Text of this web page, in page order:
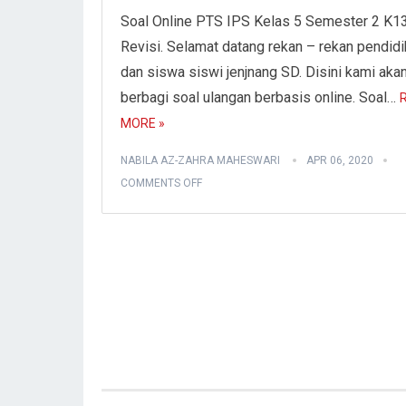
Soal Online PTS IPS Kelas 5 Semester 2 K13
Revisi. Selamat datang rekan – rekan
dan siswa siswi jenjnang SD. Disini kami
berbagi soal ulangan berbasis online. Soal…
MORE »
NABILA AZ-ZAHRA MAHESWARI
APR 06, 2020
COMMENTS OFF